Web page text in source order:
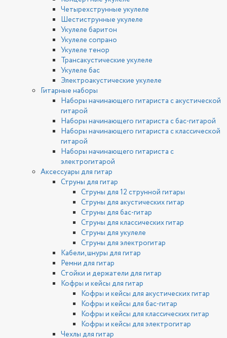
Четырехструнные укулеле
Шестиструнные укулеле
Укулеле баритон
Укулеле сопрано
Укулеле тенор
Трансакустические укулеле
Укулеле бас
Электроакустические укулеле
Гитарные наборы
Наборы начинающего гитариста с акустической
гитарой
Наборы начинающего гитариста с бас-гитарой
Наборы начинающего гитариста с классической
гитарой
Наборы начинающего гитариста с
электрогитарой
Аксессуары для гитар
Струны для гитар
Струны для 12 струнной гитары
Струны для акустических гитар
Струны для бас-гитар
Струны для классических гитар
Струны для укулеле
Струны для электрогитар
Кабели, шнуры для гитар
Ремни для гитар
Стойки и держатели для гитар
Кофры и кейсы для гитар
Кофры и кейсы для акустических гитар
Кофры и кейсы для бас-гитар
Кофры и кейсы для классических гитар
Кофры и кейсы для электрогитар
Чехлы для гитар